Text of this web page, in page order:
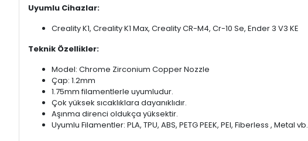
Uyumlu Cihazlar:
Creality K1, Creality K1 Max, Creality CR-M4, Cr-10 Se, Ender 3 V3 KE
Teknik Özellikler:
Model: Chrome Zirconium Copper Nozzle
Çap: 1.2mm
1.75mm filamentlerle uyumludur.
Çok yüksek sıcaklıklara dayanıklıdır.
Aşınma direnci oldukça yüksektir.
Uyumlu Filamentler: PLA, TPU, ABS, PETG PEEK, PEI, Fiberless , Metal vb.